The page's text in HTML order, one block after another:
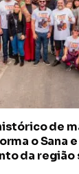
de
o Sana
da região